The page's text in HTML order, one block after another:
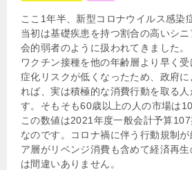
ここ1年半、新型コロナウイルス感染
当初は基礎疾患を持つ割合の高いシ
会的弱者のように扱われてきました
ワクチン接種を他の年齢層より早く
症化リスクが低くなったため、政府
れば、実は積極的な消費行動を取る
す。そもそも60歳以上の人の市場は
この数値は2021年度一般会計予算
なのです。コロナ禍に伴う行動規制
ア層がリベンジ消費も含めて経済再
は間違いありません。